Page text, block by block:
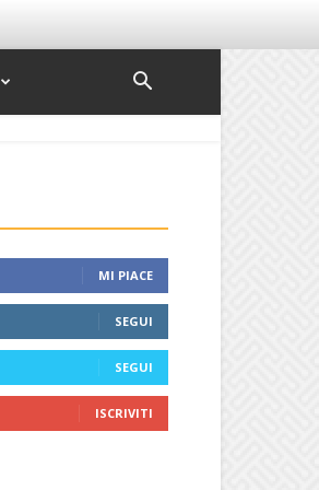
MI PIACE
SEGUI
SEGUI
ISCRIVITI